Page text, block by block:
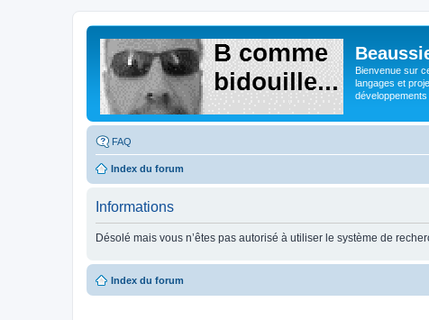
Bienvenue sur
langages et
FAQ
Index du forum
Informations
Désolé mais vous n’êtes pas autorisé à utiliser le système de
Index du forum